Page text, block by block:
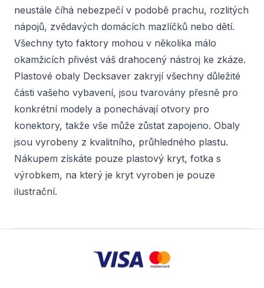
neustále číhá nebezpečí v podobě prachu, rozlitých
nápojů, zvědavých domácích mazlíčků nebo dětí.
Všechny tyto faktory mohou v několika málo
okamžicích přivést váš drahocený nástroj ke zkáze.
Plastové obaly Decksaver zakryjí všechny důležité
části vašeho vybavení, jsou tvarovány přesně pro
konkrétní modely a ponechávají otvory pro
konektory, takže vše může zůstat zapojeno. Obaly
jsou vyrobeny z kvalitního, průhledného plastu.
Nákupem získáte pouze plastový kryt, fotka s
výrobkem, na který je kryt vyroben je pouze
ilustrační.